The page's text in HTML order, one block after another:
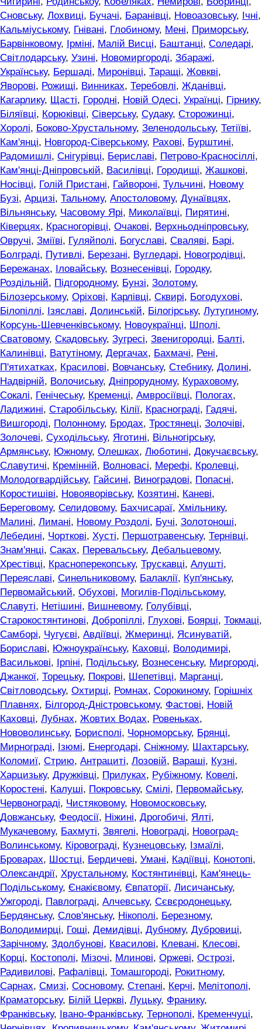
Сновську, Лохвиці, Бучачі, Баранівці, Новоазовську, Ічні,
Кальміуському, Гнівані, Глобиному, Мені, Приморську,
Барвінковому, Ірміні, Малій Висці, Баштанці, Соледарі,
Світлодарську, Узині, Новомиргороді, Збаражі,
Українську, Бершаді, Миронівці, Таращі, Жовкві,
Яворові, Рожищі, Винниках, Теребовлі, Жданівці,
Кагарлику, Щасті, Городні, Новій Одесі, Українці, Гірнику,
Біляївці, Корюківці, Сіверську, Судаку, Сторожинці,
Хоролі, Боково-Хрустальному, Зеленодольську, Тетіїві,
Кам'янці, Новгород-Сіверському, Рахові, Бурштині,
Радомишлі, Снігурівці, Бериславі, Петрово-Красносіллі,
Кам'янці-Дніпровській, Василівці, Городищі, Жашкові,
Носівці, Голій Пристані, Гайвороні, Тульчині, Новому
Бузі, Арцизі, Тальному, Апостоловому, Дунаївцях,
Вільнянську, Часовому Ярі, Миколаївці, Пирятині,
Ківерцях, Красногорівці, Очакові, Верхньодніпровську,
Овручі, Зміїві, Гуляйполі, Богуславі, Сваляві, Барі,
Болграді, Путивлі, Березані, Вугледарі, Новогродівці,
Бережанах, Іловайську, Вознесенівці, Городку,
Роздільній, Підгородному, Бунзі, Золотому,
Білозерському, Оріхові, Карлівці, Сквирі, Богодухові,
Білопіллі, Ізяславі, Долинській, Білогірську, Лутугиному,
Корсунь-Шевченківському, Новоукраїнці, Шполі,
Сватовому, Скадовську, Зугресі, Звенигородці, Балті,
Калинівці, Ватутіному, Дергачах, Бахмачі, Рені,
П'ятихатках, Красилові, Вовчанську, Стебнику, Долині,
Надвірній, Волочиську, Дніпрорудному, Кураховому,
Сокалі, Генічеську, Кременці, Амвросіївці, Пологах,
Ладижині, Старобільську, Кілії, Краснограді, Гадячі,
Вишгороді, Полонному, Бродах, Тростянеці, Золочіві,
Золочеві, Суходільську, Яготині, Вільногірську,
Армянську, Южному, Олешках, Люботині, Докучаєвську,
Славутичі, Кремінній, Волновасі, Мерефі, Кролевці,
Молодогвардійську, Гайсині, Виноградові, Попасні,
Коростишіві, Новояворівську, Козятині, Каневі,
Береговому, Селидовому, Бахчисараї, Хмільнику,
Малині, Лимані, Новому Роздолі, Бучі, Золотоноші,
Лебедині, Чорткові, Хусті, Першотравенську, Тернівці,
Знам'янці, Саках, Перевальську, Дебальцевому,
Хрестівці, Красноперекопську, Трускавці, Алушті,
Переяславі, Синельниковому, Балаклії, Куп'янську,
Первомайський, Обухові, Могилів-Подільському,
Славуті, Нетішині, Вишневому, Голубівці,
Старокостянтинові, Добропіллі, Глухові, Боярці, Токмаці,
Самборі, Чугуєві, Авдіївці, Жмеринці, Ясинуватій,
Бориславі, Южноукраїнську, Каховці, Володимирі,
Василькові, Ірпіні, Подільську, Вознесенську, Миргороді,
Джанкої, Торецьку, Покрові, Шепетівці, Марганці,
Світловодську, Охтирці, Ромнах, Сорокиному, Горішніх
Плавнях, Білгород-Дністровському, Фастові, Новій
Каховці, Лубнах, Жовтих Водах, Ровеньках,
Нововолинську, Борисполі, Чорноморську, Брянці,
Мирнограді, Ізюмі, Енергодарі, Сніжному, Шахтарську,
Коломиї, Стрию, Антрациті, Лозовій, Вараші, Кузні,
Харцизьку, Дружківці, Прилуках, Рубіжному, Ковелі,
Коростені, Калуші, Покровську, Смілі, Первомайську,
Червонограді, Чистяковому, Новомосковську,
Довжанську, Феодосії, Ніжині, Дрогобичі, Ялті,
Мукачевому, Бахмуті, Звягелі, Новограді, Новоград-
Волинському, Кіровограді, Кузнецовську, Ізмаїлі,
Броварах, Шостці, Бердичеві, Умані, Кадіївці, Конотопі,
Олександрії, Хрустальному, Костянтинівці, Кам'янець-
Подільському, Єнакієвому, Євпаторії, Лисичанську,
Ужгороді, Павлограді, Алчевську, Сєвєродонецьку,
Бердянську, Слов'янську, Нікополі, Березному,
Володимирці, Гощі, Демидівці, Дубному, Дубровиці,
Зарічному, Здолбунові, Квасилові, Клевані, Клесові,
Корці, Костополі, Мізочі, Млинові, Оржеві, Острозі,
Радивилові, Рафалівці, Томашгороді, Рокитному,
Сарнах, Смизі, Сосновому, Степані, Керчі, Мелітополі,
Краматорську, Білій Церкві, Луцьку, Франику,
Франківську, Івано-Франківську, Тернополі, Кременчуці,